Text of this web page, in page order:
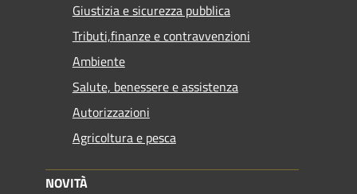
Giustizia e sicurezza pubblica
Tributi,finanze e contravvenzioni
Ambiente
Salute, benessere e assistenza
Autorizzazioni
Agricoltura e pesca
NOVITÀ